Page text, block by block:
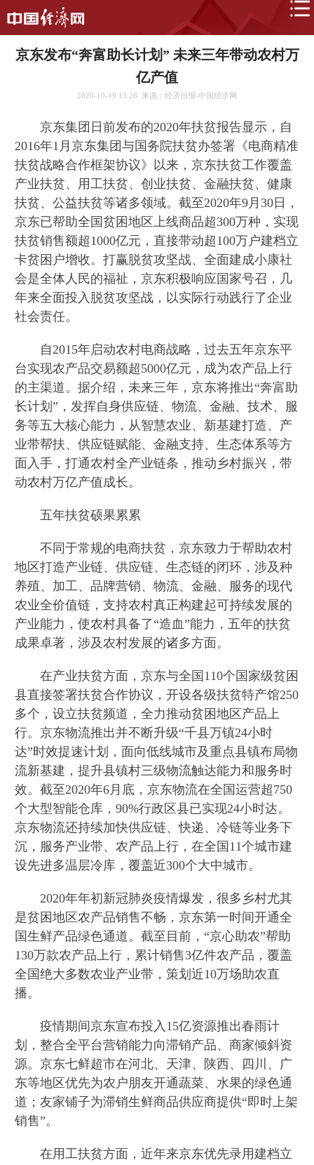
京东发布“奔富助长计划” 未来三年带动农村万
亿产值
2020-10-19 13:26 来源：经济日报-中国经济网
京东集团日前发布的2020年扶贫报告显示，自
2016年1月京东集团与国务院扶贫办签署《电商精准
扶贫战略合作框架协议》以来，京东扶贫工作覆盖
产业扶贫、用工扶贫、创业扶贫、金融扶贫、健康
扶贫、公益扶贫等诸多领域。截至2020年9月30日，
京东已帮助全国贫困地区上线商品超300万种，实现
扶贫销售额超1000亿元，直接带动超100万户建档立
卡贫困户增收。打赢脱贫攻坚战、全面建成小康社
会是全体人民的福祉，京东积极响应国家号召，几
年来全面投入脱贫攻坚战，以实际行动践行了企业
社会责任。
自2015年启动农村电商战略，过去五年京东平
台实现农产品交易额超5000亿元，成为农产品上行
的主渠道。据介绍，未来三年，京东将推出“奔富助
长计划”，发挥自身供应链、物流、金融、技术、服
务等五大核心能力，从智慧农业、新基建打造、产
业带帮扶、供应链赋能、金融支持、生态体系等方
面入手，打通农村全产业链条，推动乡村振兴，带
动农村万亿产值成长。
五年扶贫硕果累累
不同于常规的电商扶贫，京东致力于帮助农村
地区打造产业链、供应链、生态链的闭环，涉及种
养殖、加工、品牌营销、物流、金融、服务的现代
农业全价值链，支持农村真正构建起可持续发展的
产业能力，使农村具备了“造血”能力，五年的扶贫
成果卓著，涉及农村发展的诸多方面。
在产业扶贫方面，京东与全国110个国家级贫困
县直接签署扶贫合作协议，开设各级扶贫特产馆250
多个，设立扶贫频道，全力推动贫困地区产品上
行。京东物流推出并不断升级“千县万镇24小时
达”时效提速计划，面向低线城市及重点县镇布局物
流新基建，提升县镇村三级物流触达能力和服务时
效。截至2020年6月底，京东物流在全国运营超750
个大型智能仓库，90%行政区县已实现24小时达。
京东物流还持续加快供应链、快递、冷链等业务下
沉，服务产业带、农产品上行，在全国11个城市建
设先进多温层冷库，覆盖近300个大中城市。
2020年年初新冠肺炎疫情爆发，很多乡村尤其
是贫困地区农产品销售不畅，京东第一时间开通全
国生鲜产品绿色通道。截至目前，“京心助农”帮助
130万款农产品上行，累计销售3亿件农产品，覆盖
全国绝大多数农业产业带，策划近10万场助农直
播。
疫情期间京东宣布投入15亿资源推出春雨计
划，整合全平台营销能力向滞销产品、商家倾斜资
源。京东七鲜超市在河北、天津、陕西、四川、广
东等地区优先为农户朋友开通蔬菜、水果的绿色通
道；友家铺子为滞销生鲜商品供应商提供“即时上架
销售”。
在用工扶贫方面，近年来京东优先录用建档立